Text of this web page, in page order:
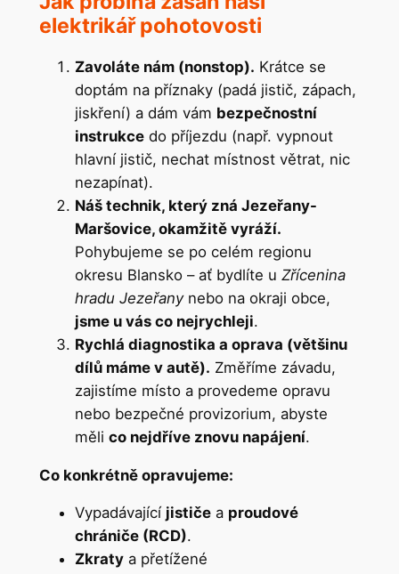
elektrikář pohotovosti
Zavoláte nám (nonstop). Krátce se
doptám na příznaky (padá jistič, zápach,
jiskření) a dám vám bezpečnostní
instrukcedo příjezdu (např. vypnout
hlavní jistič, nechat místnost větrat, nic
nezapínat).
Náš technik, který zná Jezeřany-
Maršovice, okamžitě vyráží.
Pohybujeme se po celém regionu
okresu Blansko – ať bydlíte u Zřícenina
hradu Jezeřanynebo na okraji obce,
jsme u vás co nejrychleji.
Rychlá diagnostika a oprava (většinu
dílů máme v autě). Změříme závadu,
zajistíme místo a provedeme opravu
nebo bezpečné provizorium, abyste
měli co nejdříve znovu napájení.
Co konkrétně opravujeme:
Vypadávající jističea proudové
chrániče (RCD).
Zkratya přetížené